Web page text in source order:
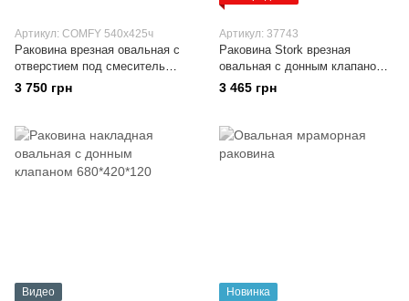
Артикул: COMFY 540х425ч
Раковина врезная овальная с
отверстием под смеситель
Adamant COMFY 540 х 425ч
3 750 грн
Артикул: 37743
Раковина Stork врезная
овальная с донным клапаном
585x395x195 мм White Qtap
3 465 грн
Видео Новинка